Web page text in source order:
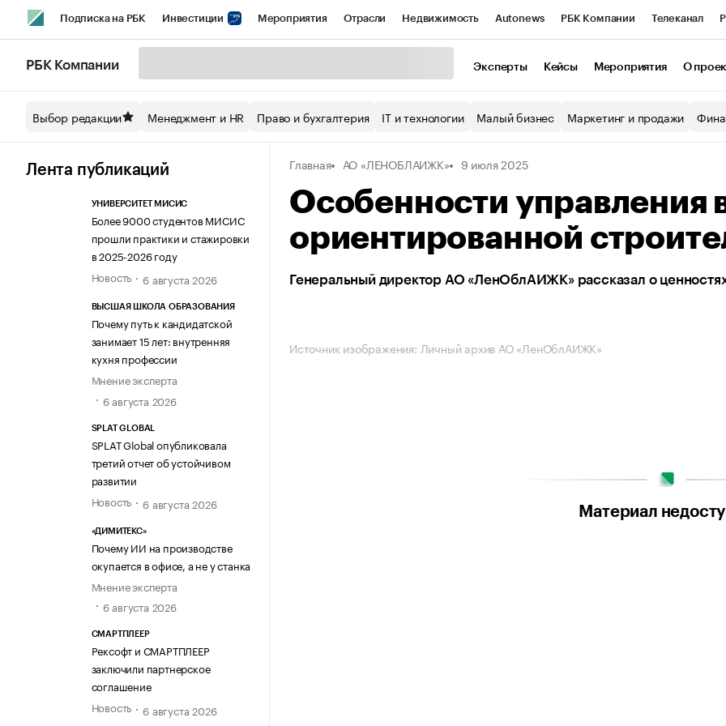
Подписка на РБК Инвестиции Мероприятия Отрасли Недвижимость Autonews РБК Компании Телеканал
Спецпроекты СПб Конференции СПб Спецпроекты Экономика Бизнес
Технологии и медиа Рынок наличной валюты
РБК Компании Эксперты Кейсы Мероприятия О
Выбор редакции Менеджмент и HR Право и бухгалтерия IT и технологии Малый бизнес Маркетинг и продажи
Лента публикаций
УНИВЕРСИТЕТ МИСИС
Более 9000 студентов МИСИС
прошли практики и стажировки
в 2025-2026 году
Новость
6 августа 2026
ВЫСШАЯ ШКОЛА ОБРАЗОВАНИЯ
Почему путь к кандидатской
занимает 15 лет: внутренняя
кухня профессии
Мнение эксперта
6 августа 2026
SPLAT GLOBAL
SPLAT Global опубликовала
третий отчет об устойчивом
развитии
Новость
6 августа 2026
«ДИМИТЕКС»
Почему ИИ на производстве
окупается в офисе, а не у станка
Мнение эксперта
6 августа 2026
СМАРТПЛЕЕР
Рексофт и СМАРТПЛЕЕР
заключили партнерское
соглашение
Новость
6 августа 2026
Главная АО «ЛЕНОБЛАИЖК» 9 июля 2025
Особенности управления
ориентированной
Генеральный директор АО «ЛенОблАИЖК» рассказал о
Источник изображения: Личный архив АО «ЛенОблАИЖК»
Материал